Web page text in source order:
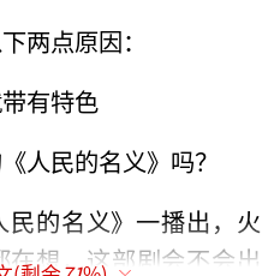
两点原因：
有特色
人民的名义》吗？
的名义》一播出，火
想，这部剧会不会出